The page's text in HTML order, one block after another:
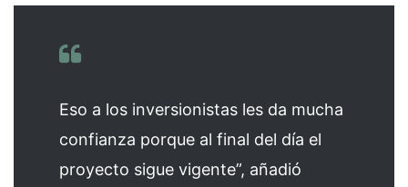
Eso a los inversionistas les da mucha
confianza porque al final del día el
proyecto sigue vigente”, añadió